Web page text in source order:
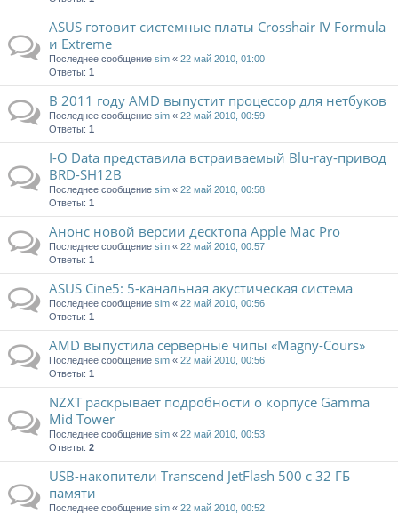
ASUS готовит системные платы Crosshair IV Formula
и Extreme
Последнее сообщение sim « 22 май 2010, 01:00
Ответы: 1
В 2011 году AMD выпустит процессор для нетбуков
Последнее сообщение sim « 22 май 2010, 00:59
Ответы: 1
I-O Data представила встраиваемый Blu-ray-привод
BRD-SH12B
Последнее сообщение sim « 22 май 2010, 00:58
Ответы: 1
Анонс новой версии десктопа Apple Mac Pro
Последнее сообщение sim « 22 май 2010, 00:57
Ответы: 1
ASUS Cine5: 5-канальная акустическая система
Последнее сообщение sim « 22 май 2010, 00:56
Ответы: 1
AMD выпустила серверные чипы «Magny-Cours»
Последнее сообщение sim « 22 май 2010, 00:56
Ответы: 1
NZXT раскрывает подробности о корпусе Gamma
Mid Tower
Последнее сообщение sim « 22 май 2010, 00:53
Ответы: 2
USB-накопители Transcend JetFlash 500 с 32 ГБ
памяти
Последнее сообщение sim « 22 май 2010, 00:52